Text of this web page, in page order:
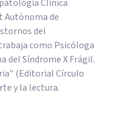
Clínica
de
del
como Psicóloga
del Síndrome X Frágil.
(Editorial Círculo
y la lectura.